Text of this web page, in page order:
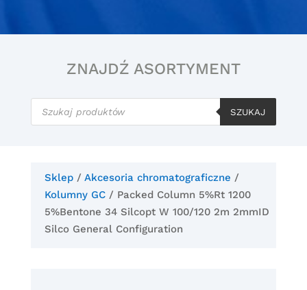
ZNAJDŹ ASORTYMENT
Wyszukiwarka
produktów
SZUKAJ
Sklep/ Akcesoria chromatograficzne /
Kolumny GC/ Packed Column 5%Rt 1200
5%Bentone 34 Silcopt W 100/120 2m 2mmID
Silco General Configuration